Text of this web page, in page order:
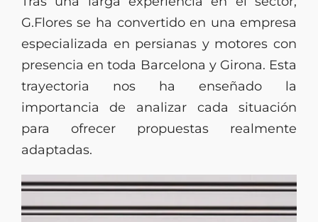
G.Flores se ha convertido en una empresa
especializada en persianas y motores con
presencia en toda Barcelona y Girona. Esta
trayectoria nos ha enseñado la
importancia de analizar cada situación
para ofrecer propuestas realmente
adaptadas.